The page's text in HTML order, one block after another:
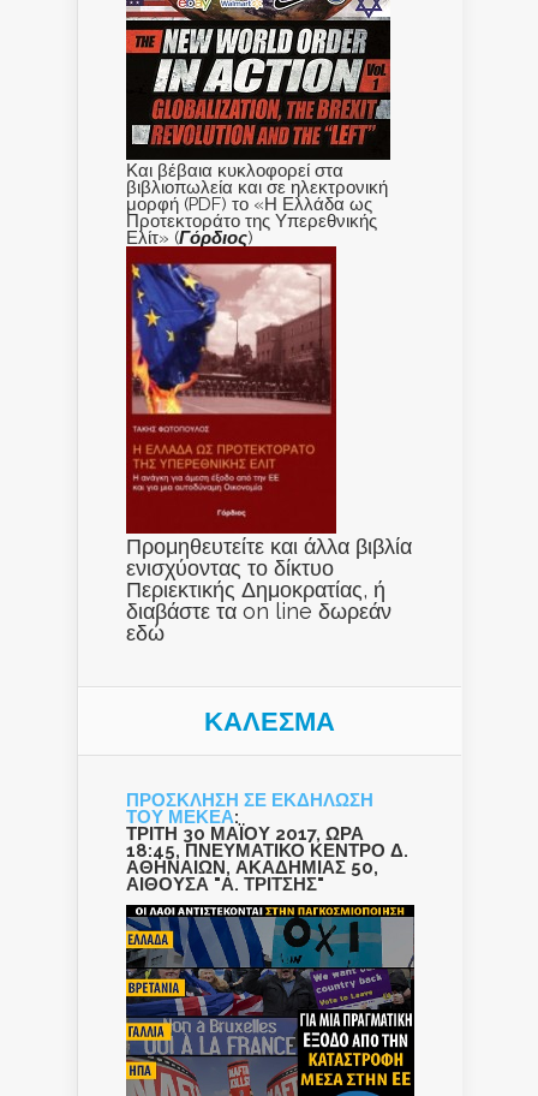
Και βέβαια κυκλοφορεί στα
βιβλιοπωλεία και σε ηλεκτρονική
μορφή (PDF) το «Η Ελλάδα ως
Προτεκτοράτο της Υπερεθνικής
Ελίτ» (Γόρδιος)
Προμηθευτείτε και άλλα βιβλία
ενισχύοντας το δίκτυο
Περιεκτικής Δημοκρατίας, ή
διαβάστε τα on line δωρεάν
εδώ
ΚΑΛΕΣΜΑ
ΠΡΟΣΚΛΗΣΗ ΣΕ ΕΚΔΗΛΩΣΗ
ΤΟΥ ΜΕΚΕΑ:
ΤΡΙΤΗ 30 ΜΑΪΟΥ 2017, ΩΡΑ
18:45, ΠΝΕΥΜΑΤΙΚΟ ΚΕΝΤΡΟ Δ.
ΑΘΗΝΑΙΩΝ, ΑΚΑΔΗΜΙΑΣ 50,
ΑΙΘΟΥΣΑ "Α. ΤΡΙΤΣΗΣ"